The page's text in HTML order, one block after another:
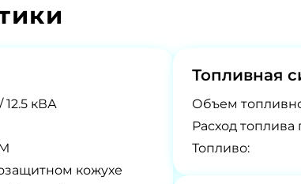
12.5 кВА
кожухе
Топливная
Объем
Расход топлива
Топливо: